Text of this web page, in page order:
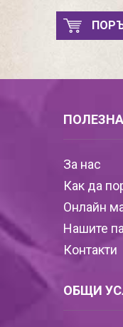
За нас
Как да
Онлайн
Нашите
Контакти
ОБЩИ